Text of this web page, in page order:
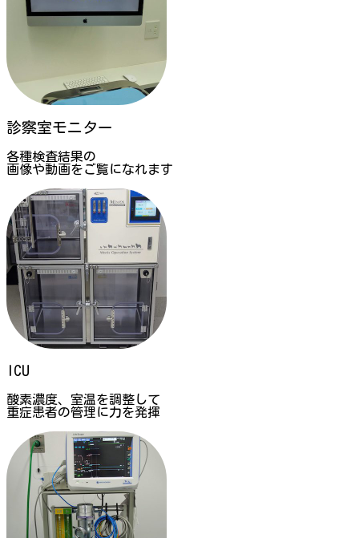
診察室モニター
各種検査結果の
画像や動画をご覧になれます
ICU
酸素濃度、室温を調整して
重症患者の管理に力を発揮